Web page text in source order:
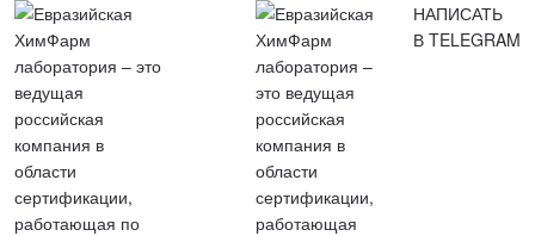
НАПИСАТЬ
В TELEGRAM